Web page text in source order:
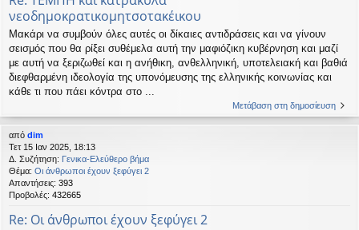
νεοδημοκρατικομητσοτακέικου
Μακάρι να συμβούν όλες αυτές οι δίκαιες αντιδράσεις και να γίνουν
σεισμός που θα ρίξει συθέμελα αυτή την μαφιόζικη κυβέρνηση και μαζί
με αυτή να ξεριζωθεί και η ανήθικη, ανθελληνική, υποτελειακή και βαθιά
διεφθαρμένη ιδεολογία της υπονόμευσης της ελληνικής κοινωνίας και
κάθε τι που πάει κόντρα στο ...
Μετάβαση στη δημοσίευση
από dim
Τετ 15 Ιαν 2025, 18:13
Δ. Συζήτηση: Γενικα-Ελεύθερο βήμα
Θέμα: Οι άνθρωποι έχουν ξεφύγει 2
Απαντήσεις: 393
Προβολές: 432665
Re: Οι άνθρωποι έχουν ξεφύγει 2